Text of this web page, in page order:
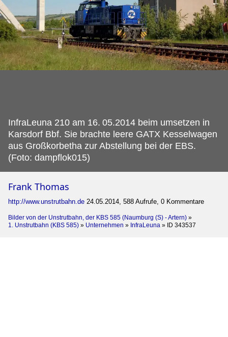
InfraLeuna 210 am 16. 05.2014 beim umsetzen in
Karsdorf Bbf. Sie brachte leere GATX Kesselwagen
aus Großkorbetha zur Abstellung bei der EBS.
(Foto: dampflok015)
Frank Thomas
http://www.unstrutbahn.de 24.05.2014, 588 Aufrufe, 0 Kommentare
Bilder von der Unstrutbahn, der KBS 585 (Naumburg (S) - Artern) »
1. Unstrutbahn (KBS 585) » Unternehmen » InfraLeuna » ID 343537